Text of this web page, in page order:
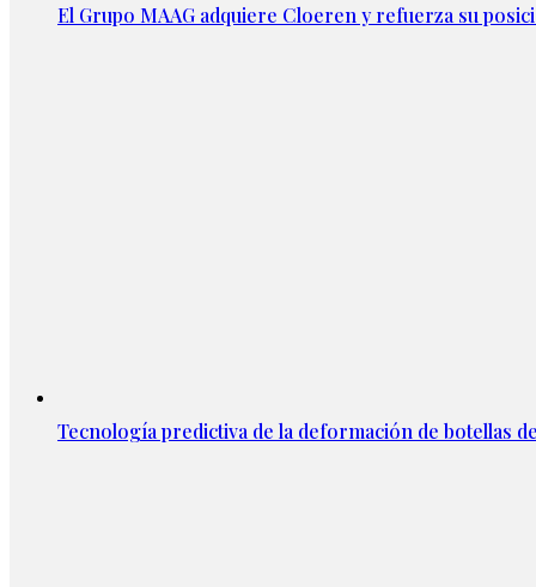
El Grupo MAAG adquiere Cloeren y refuerza su
Tecnología predictiva de la deformación de botellas